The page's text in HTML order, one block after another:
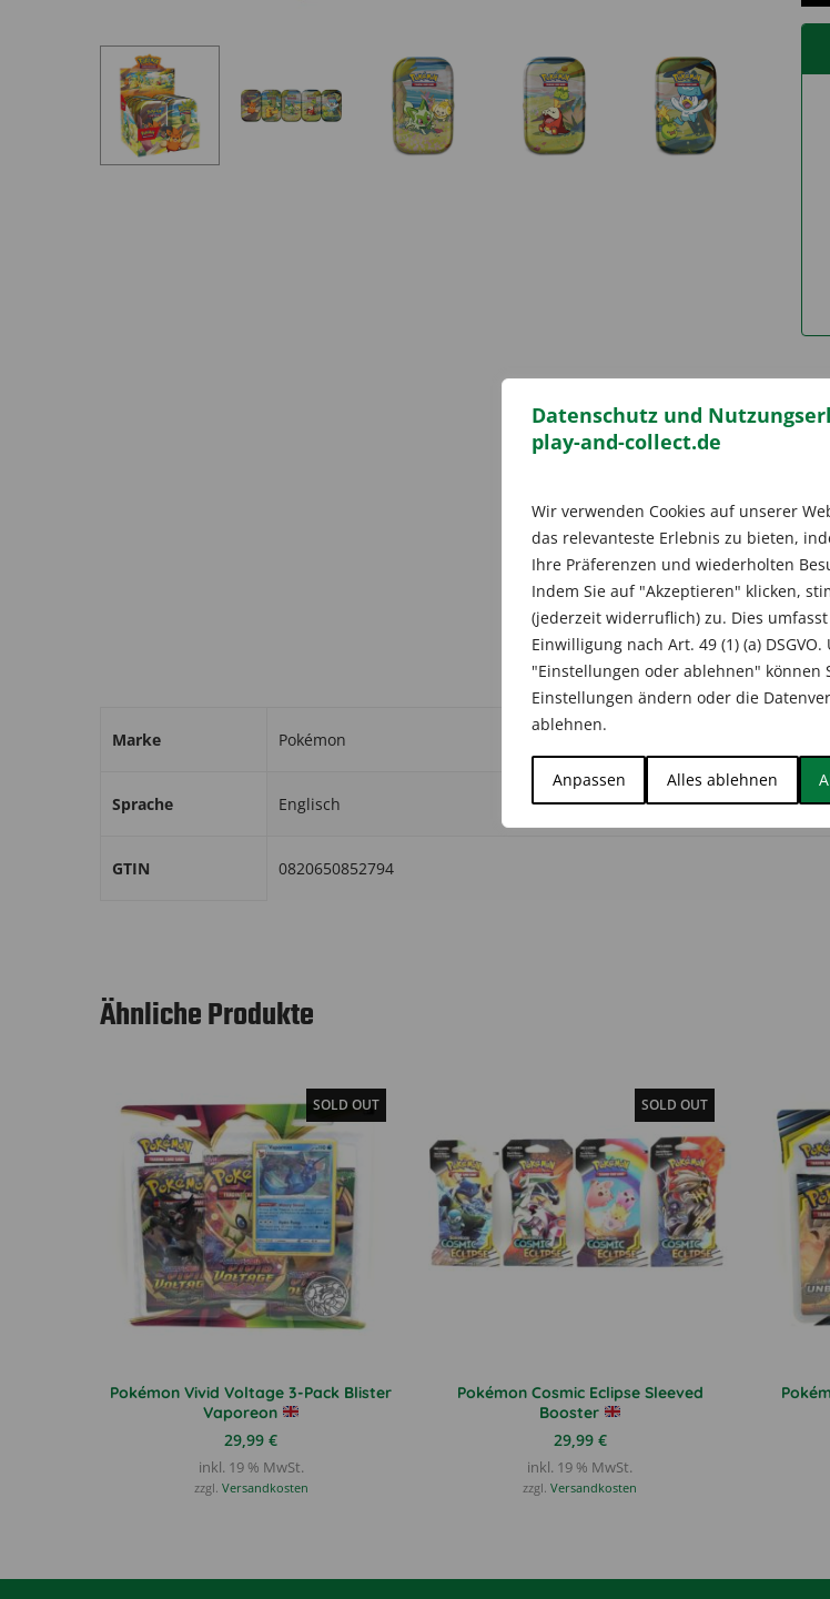
Datenschutz und
play-and-collect.de
Wir verwenden Cookies auf unserer
das relevanteste Erlebnis zu bieten,
Ihre Präferenzen und wiederholten
Indem Sie auf "Akzeptieren" klicken,
(jederzeit widerruflich) zu. Dies
Einwilligung nach Art. 49 (1) (a) DSGVO.
"Einstellungen oder ablehnen" können
Einstellungen ändern oder die
ablehnen.
Anpassen Alles ablehnen
Zusätzliche Informationen
Marke Pokémon
Sprache Englisch
GTIN 0820650852794
Ähnliche Produkte
SOLD OUT
Pokémon Vivid Voltage 3-Pack Blister
Vaporeon
29,99€
inkl. 19 % MwSt.
zzgl. Versandkosten
SOLD OUT
Pokémon Cosmic Eclipse Sleeved
Booster
29,99 €
inkl. 19 % MwSt.
zzgl.Versandkosten